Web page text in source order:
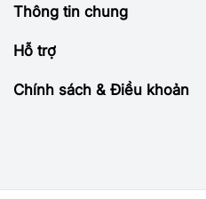
Thông tin chung
Hỗ trợ
Chính sách & Điều khoản